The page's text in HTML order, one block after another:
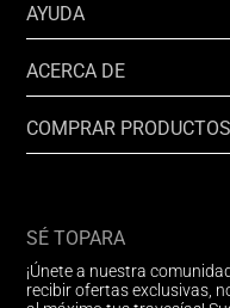
AYUDA
ACERCA DE
COMPRAR PRODUCTOS
SÉ TOPARA
¡Únete a nuestra
recibir ofertas exclusivas,